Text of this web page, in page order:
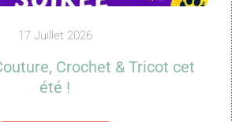
17 Juillet 2026
Crochet & Tricot cet
été !